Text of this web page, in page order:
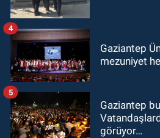
Gaziantep
mezuniyet
4
Gaziantep
görüyor…
5